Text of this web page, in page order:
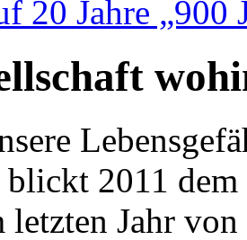
20 Jahre „900
2011
letzten Jahr